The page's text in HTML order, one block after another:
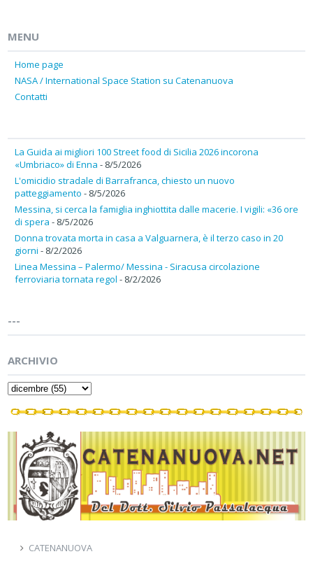
MENU
Home page
NASA / International Space Station su Catenanuova
Contatti
La Guida ai migliori 100 Street food di Sicilia 2026 incorona
«Umbriaco» di Enna - 8/5/2026
L'omicidio stradale di Barrafranca, chiesto un nuovo
patteggiamento - 8/5/2026
Messina, si cerca la famiglia inghiottita dalle macerie. I vigili: «36 ore
di spera - 8/5/2026
Donna trovata morta in casa a Valguarnera, è il terzo caso in 20
giorni - 8/2/2026
Linea Messina – Palermo/ Messina - Siracusa circolazione
ferroviaria tornata regol - 8/2/2026
---
ARCHIVIO
CATENANUOVA